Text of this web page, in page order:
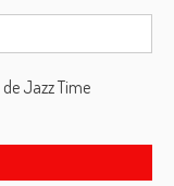
de Jazz Time